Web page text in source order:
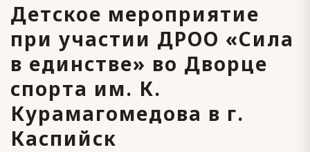
Детское мероприятие
при участии ДРОО «Сила
в единстве» во Дворце
спорта им. К.
Курамагомедова в г.
Каспийск